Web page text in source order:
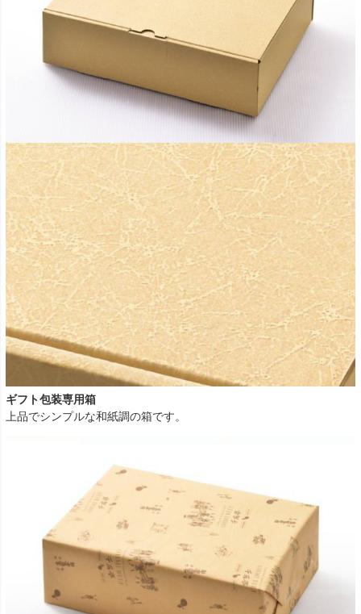
ギフト包装専用箱
上品でシンプルな和紙調の箱です。